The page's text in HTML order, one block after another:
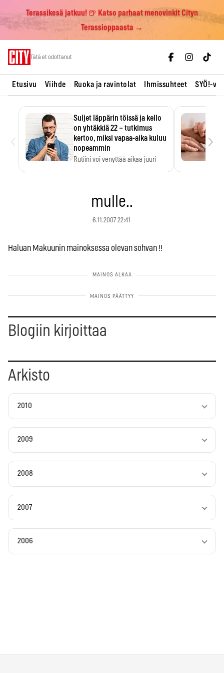
Terassikesä jatkuu! 🍺 Katso parhaat menovinkit Cityn
Terassioppaasta →
Tätä et odottanut
Etusivu Viihde Ruoka ja ravintolat Ihmissuhteet SYÖ!-
Suljet läppärin töissä ja kello
on yhtäkkiä 22 – tutkimus
kertoo, miksi vapaa-aika kuluu
nopeammin
Rutiini voi venyttää aikaa juuri
›
mulle..
6.11.2007 22:41
Haluan Makuunin mainoksessa olevan sohvan !!
Blogiin kirjoittaa
Arkisto
2010
2009
2008
2007
2006